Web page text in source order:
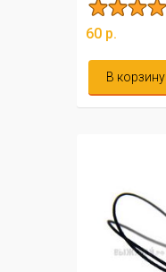
60 р.
В корзину